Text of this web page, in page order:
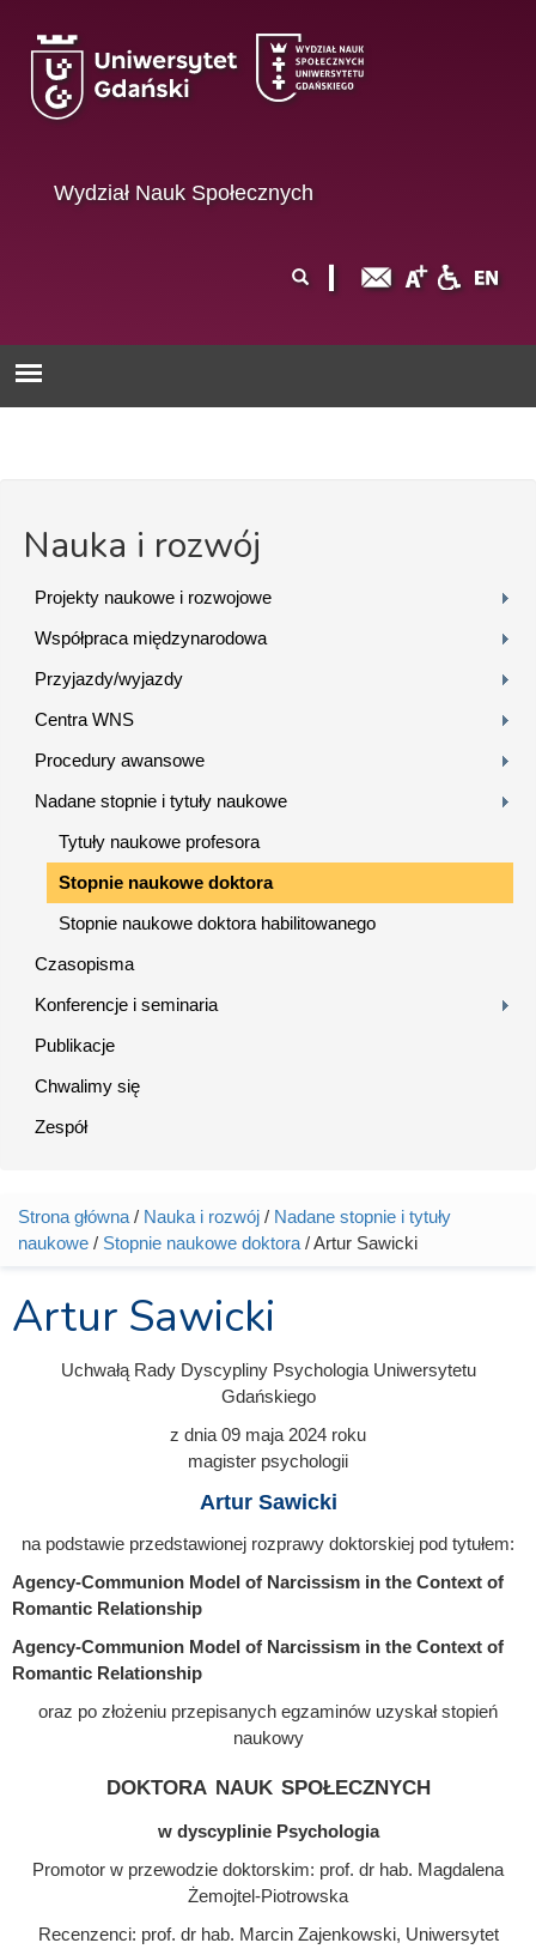
Wydział Nauk Społecznych
wyszukiwania
Nauka i rozwój
Projekty naukowe i rozwojowe
Współpraca międzynarodowa
Przyjazdy/wyjazdy
Centra WNS
Procedury awansowe
Nadane stopnie i tytuły naukowe
Tytuły naukowe profesora
Stopnie naukowe doktora
Stopnie naukowe doktora habilitowanego
Czasopisma
Konferencje i seminaria
Publikacje
Chwalimy się
Zespół
Jesteś tutaj
Strona główna / Nauka i rozwój / Nadane stopnie i tytuły
naukowe / Stopnie naukowe doktora / Artur Sawicki
Artur Sawicki
Uchwałą Rady Dyscypliny Psychologia Uniwersytetu
Gdańskiego
z dnia 09 maja 2024 roku
magister psychologii
Artur Sawicki
na podstawie przedstawionej rozprawy doktorskiej pod tytułem:
Agency-Communion Model of Narcissism in the Context of
Romantic Relationship
Agency-Communion Model of Narcissism in the Context of
Romantic Relationship
oraz po złożeniu przepisanych egzaminów uzyskał stopień
naukowy
doktora nauk społecznych
w dyscyplinie Psychologia
Promotor w przewodzie doktorskim: prof. dr hab. Magdalena
Żemojtel-Piotrowska
Recenzenci: prof. dr hab. Marcin Zajenkowski, Uniwersytet